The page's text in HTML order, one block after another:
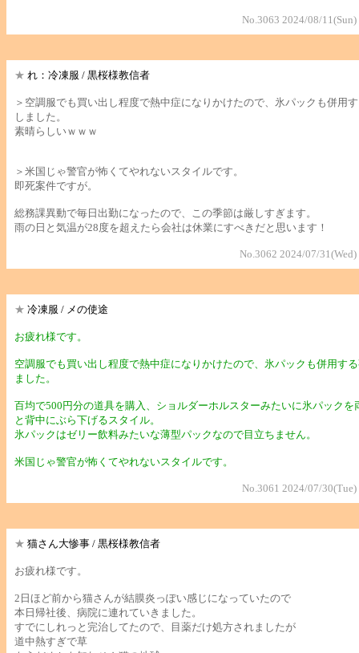
No.3063 2024/08/
★ れ：冷凍服 / 黒桜様教信者
＞空調服でも買い出し程度で熱中症になりかけたので、氷パックも併用
しました。
素晴らしいｗｗｗ
＞米国じゃ警官が怖くてやれないスタイルです。
即死案件ですが。
総務課異動で毎日出勤になったので、この季節は厳しすぎます。
雨の日と気温が28度を超えたら会社は休業にすべきだと思います！
No.3062 2024/07/
★ 冷凍服 / メの使途
お疲れ様です。
空調服でも買い出し程度で熱中症になりかけたので、氷パックも併用す
ました。
百均で500円分の道具を購入、ショルダーホルスターみたいに氷パックを
と背中にぶら下げるスタイル。
氷パックはゼリー飲料みたいな薄型パックなので目立ちません。
米国じゃ警官が怖くてやれないスタイルです。
No.3061 2024/07/
★ 猫さん大惨事 / 黒桜様教信者
お疲れ様です。
2日ほど前から猫さんが結膜炎っぽい感じになっていたので
本日帰社後、病院に連れていきました。
すでにしれっと完治してたので、目薬だけ処方されましたが
道中熱すぎで草